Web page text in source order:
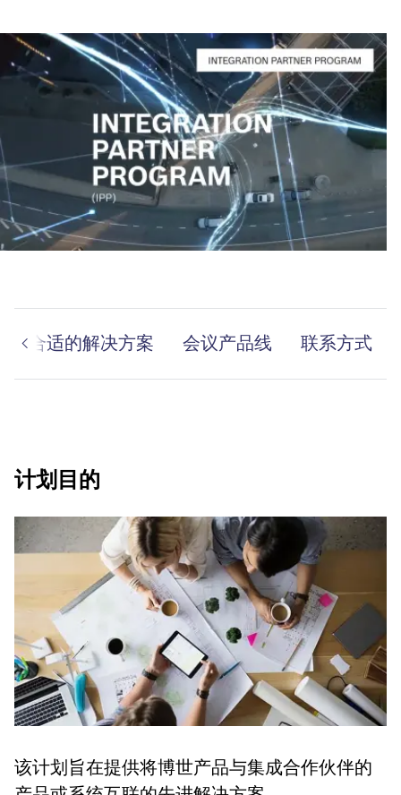
找合适的解决方案 会议产品线 联系方式
计划目的
该计划旨在提供将博世产品与集成合作伙伴的